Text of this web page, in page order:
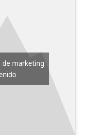
de marketing